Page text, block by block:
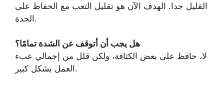
القليل جدا. الهدف الآن هو تقليل التعب مع الحفاظ على
الحدة.
هل يجب أن أتوقف عن الشدة تمامًا؟
لا، حافظ على بعض الكثافة، ولكن قلل من إجمالي عبء
العمل بشكل كبير.